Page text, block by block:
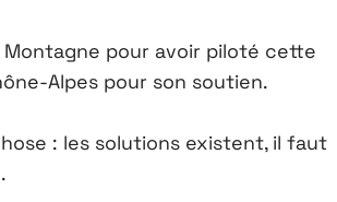
Montagne pour avoir piloté cette
Alpes pour son soutien.
: les solutions existent, il faut